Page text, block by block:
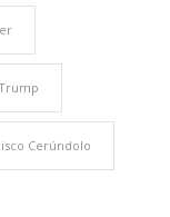
Cerúndolo